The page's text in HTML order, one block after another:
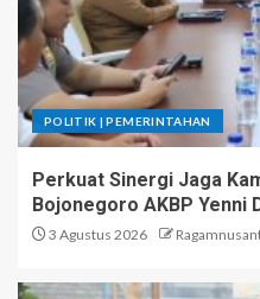
POLITIK | PEMERINTAHAN
Perkuat Sinergi Jaga
Bojonegoro AKBP Yenni
3 Agustus 2026